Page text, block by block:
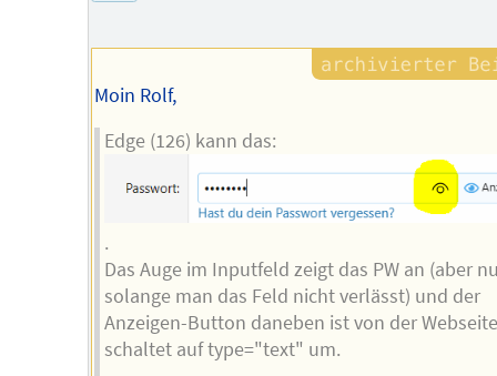
Moin Rolf,
Edge (126) kann das:
.
Das Auge im Inputfeld zeigt das PW an (aber
solange man das Feld nicht verlässt) und der
Anzeigen-Button daneben ist von der
schaltet auf type="text" um.